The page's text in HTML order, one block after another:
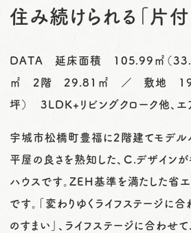
住み続けられる「片付
DATA 延床面積 105.99㎡（
㎡ 2階 29.81㎡ ／ 敷地
坪） 3LDK+リビングクローク他、エ
宇城市松橋町豊福に2階建てモデル
平屋の良さを熟知した、Ｃ.デザイン
ハウスです。ZEH基準を満たした省
です。「変わりゆくライフステージに
のすまい」、ライフステージに合わせ